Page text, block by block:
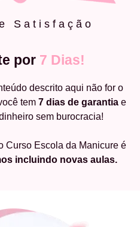
Satisfação
por 7 Dias!
descrito aqui não for o
tem 7 dias de garantiae
sem burocracia!
Curso Escola da Manicure é
incluindo novas aulas.